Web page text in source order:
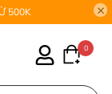
500K
0